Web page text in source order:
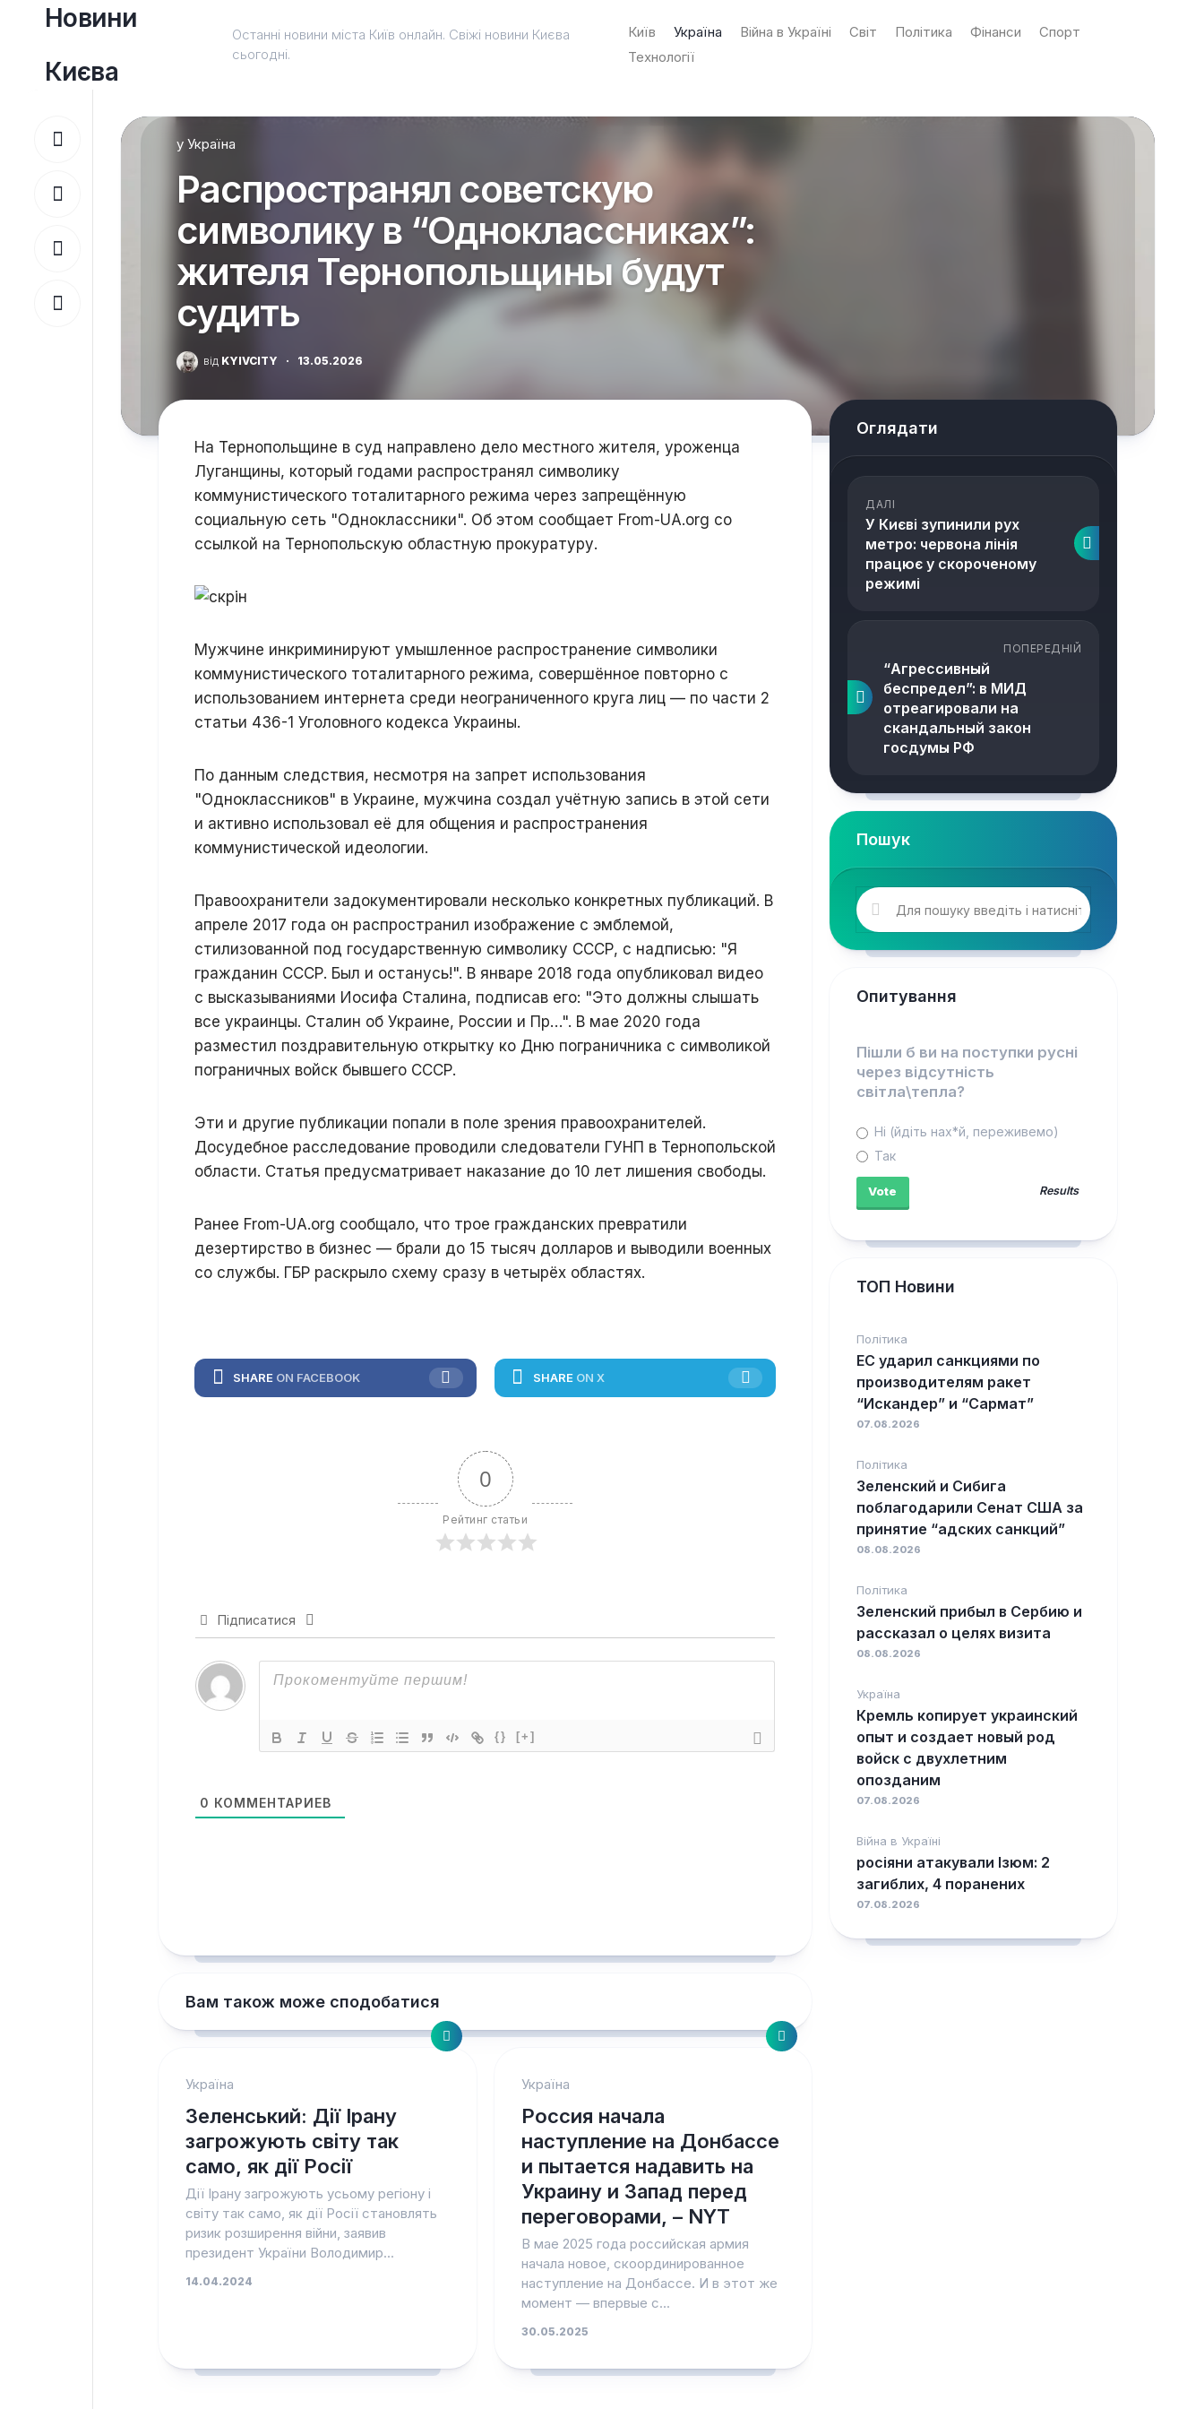
ПерейтиНовини
Києва
Останні новини міста Київ онлайн. Свіжі новини Києва
сьогодні.
Київ Україна Війна в Україні Світ Політика Фінанси
Спорт
Технології
у Україна
Распространял советскую
символику в “Одноклассниках”:
жителя Тернопольщины будут
судить
від KYIVCITY · 13.05.2026
На Тернопольщине в суд направлено дело местного жителя, уроженца
Луганщины, который годами распространял символику
коммунистического тоталитарного режима через запрещённую
социальную сеть "Одноклассники". Об этом сообщает From-UA.org со
ссылкой на Тернопольскую областную прокуратуру.
Мужчине инкриминируют умышленное распространение символики
коммунистического тоталитарного режима, совершённое повторно с
использованием интернета среди неограниченного круга лиц — по части 2
статьи 436-1 Уголовного кодекса Украины.
По данным следствия, несмотря на запрет использования
"Одноклассников" в Украине, мужчина создал учётную запись в этой сети
и активно использовал её для общения и распространения
коммунистической идеологии.
Правоохранители задокументировали несколько конкретных публикаций. В
апреле 2017 года он распространил изображение с эмблемой,
стилизованной под государственную символику СССР, с надписью: "Я
гражданин СССР. Был и останусь!". В январе 2018 года опубликовал видео
с высказываниями Иосифа Сталина, подписав его: "Это должны слышать
все украинцы. Сталин об Украине, России и Пр…". В мае 2020 года
разместил поздравительную открытку ко Дню пограничника с символикой
пограничных войск бывшего СССР.
Эти и другие публикации попали в поле зрения правоохранителей.
Досудебное расследование проводили следователи ГУНП в Тернопольской
области. Статья предусматривает наказание до 10 лет лишения свободы.
Ранее From-UA.org сообщало, что трое гражданских превратили
дезертирство в бизнес — брали до 15 тысяч долларов и выводили военных
со службы. ГБР раскрыло схему сразу в четырёх областях.
SHARE ON FACEBOOK SHARE ON X
0
Рейтинг статьи
Підписатися
{} [+]
0 КОММЕНТАРИЕВ
Вам також може сподобатися
Україна
Зеленський: Дії Ірану
загрожують світу так
само, як дії Росії
Дії Ірану загрожують усьому регіону і
світу так само, як дії Росії становлять
ризик розширення війни, заявив
президент України Володимир...
14.04.2024
Україна
Россия начала
наступление на Донбассе
и пытается надавить на
Украину и Запад перед
переговорами, – NYT
В мае 2025 года российская армия
начала новое, скоординированное
наступление на Донбассе. И в этот же
момент — впервые с...
30.05.2025
Оглядати
ДАЛІ
У Києві зупинили рух
метро: червона лінія
працює у скороченому
режимі
ПОПЕРЕДНІЙ
“Агрессивный
беспредел”: в МИД
отреагировали на
скандальный закон
госдумы РФ
Пошук
Опитування
Пішли б ви на поступки русні
через відсутність
світла\тепла?
Ні (йдіть нах*й, переживемо)
Так
Results
ТОП Новини
Політика
ЕС ударил санкциями по
производителям ракет
“Искандер” и “Сармат”
07.08.2026
Політика
Зеленский и Сибига
поблагодарили Сенат США за
принятие “адских санкций”
08.08.2026
Політика
Зеленский прибыл в Сербию и
рассказал о целях визита
08.08.2026
Україна
Кремль копирует украинский
опыт и создает новый род
войск с двухлетним
опозданим
07.08.2026
Війна в Україні
росіяни атакували Ізюм: 2
загиблих, 4 поранених
07.08.2026